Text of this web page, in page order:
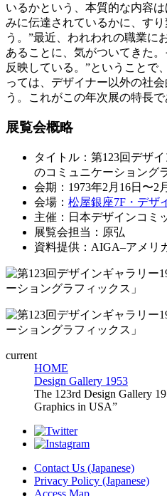
いるかという、本質的な内容
みに伝達されているかに、す
う。”最近、われわれの職業に
あることに、気がついてきた
反映している。”ということで
っては、デザイナー以外の社
う。これがこの年次展の特長で
展覧会概略
タイトル：第123回デザ
のコミュニケーショング
会期：1973年2月16日〜2
会場： 松屋銀座7F・デザ
主催：日本デザインコミ
展覧会担当：原弘
資料提供：AIGA–アメリ
current
HOME
Design Gallery 1953
The 123rd Design Gallery
Graphics in USA”
Contact Us (Japanese)
Privacy Policy (Japanese)